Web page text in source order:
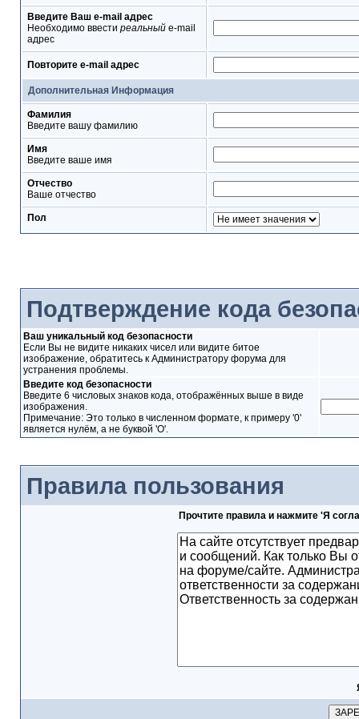
Введите Ваш e-mail адрес
Необходимо ввести реальныйe-mail
адрес
Повторите e-mail адрес
Дополнительная Информация
Фамилия
Введите вашу фамилию
Имя
Введите ваше имя
Отчество
Ваше отчество
Пол
Подтверждение кода
Ваш уникальный код безопасности
Если Вы не видите никаких чисел или видите битое
изображение, обратитесь к Администратору форума для
устранения проблемы.
Введите код безопасности
Введите 6 числовых знаков кода, отображённых выше в виде
изображения.
Примечание: Это только в численном формате, к примеру '0'
является нулём, а не буквой 'O'.
Правила пользования
Прочтите правила и нажмите 'Я